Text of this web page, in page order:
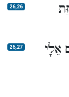
26,26
26,27
אֵלָי